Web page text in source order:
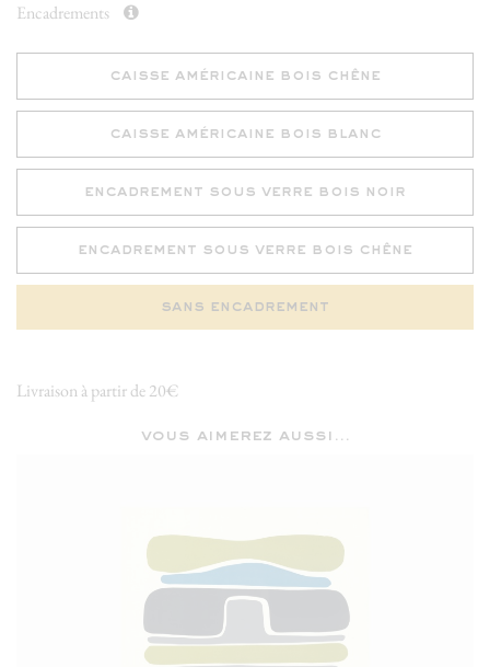
Encadrements
caisse américaine bois chêne
caisse américaine bois blanc
encadrement sous verre bois noir
encadrement sous verre bois chêne
sans encadrement
Livraison à partir de 20€
vous aimerez aussi...